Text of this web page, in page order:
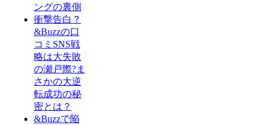
ングの裏側
衝撃告白？
&Buzzの口
コミSNS戦
略は大失敗
の瀬戸際?ま
さかの大逆
転成功の秘
密とは？
&Buzzで陥